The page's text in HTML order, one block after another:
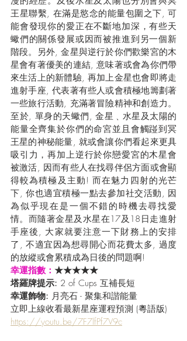
王星聯繫, 在滿是慾念的能量包圍之下, 可
能會發現你的愛正在不斷地加深，有些天
蠍們的關係發展或因而被推進到另一個新
階段。另外, 金星與逆行於你們歡樂宮的木
星會有著優美的連結, 意味著或會為你們帶
來生活上的新體驗, 再加上金星也會即將走
進射手座, 代表著有些人或會積極地籌劃著
一些旅行活動, 充滿著冒險精神和創造力。
至於, 單身的天蠍們, 金星﹑水星及太陽的
能量全齊集於你們的命宮並且會觸踫到冥
王星的神秘能量, 就或會讓你們看起來更具
吸引力，再加上逆行於你戀愛宮的木星會
被激活, 因而有些人在找尋伴侶方面或會顯
得較為積極及主動! 而在魅力四射的光芒
下, 你也適宜積極一點去參加社交活動, 因
為似乎現在是一個不錯的時機去尋找愛
情。而隨著金星及水星在17及18日走進射
手座後, 大家就要注意一下財務上的安排
了, 不適宜因為想尋開心而花費太多, 過度
的放縱或會累積成為日後的問題啊!
幸運指數： ★★★★★
塔羅牌提示: 2 of Cups 互補長短
幸運飾物: 月亮石 - 聚集和諧能量
立即上線收看最新星座運程預測 (粵語版)
https://youtu.be/7F7lfPf7V9c